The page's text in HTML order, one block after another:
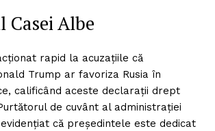
Casei Albe
rapid la acuzațiile că
Trump ar favoriza Rusia în
calificând aceste declarații drept
de cuvânt al administrației
că președintele este dedicat